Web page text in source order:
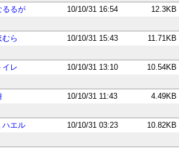
るるが 10/10/31 16:54 12.3KB
むら 10/10/31 15:43 11.71KB
イレ 10/10/31 13:10 10.54KB
10/10/31 11:43 4.49KB
ハエル 10/10/31 03:23 10.82KB